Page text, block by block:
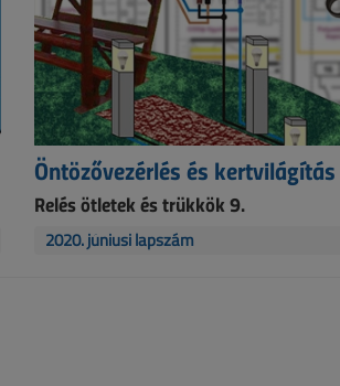
Öntözővezérlés és kertvilágítás
Relés ötletek és trükkök 9.
2020. júniusi lapszám